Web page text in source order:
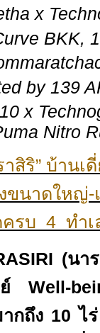
x
BKK,
by 139
x
Nitro
าสิริ” บ้านเ
ขนาดใหญ่-
รบ 4 ทำ
(นา
ย์ Well-
ถึง 10ไ